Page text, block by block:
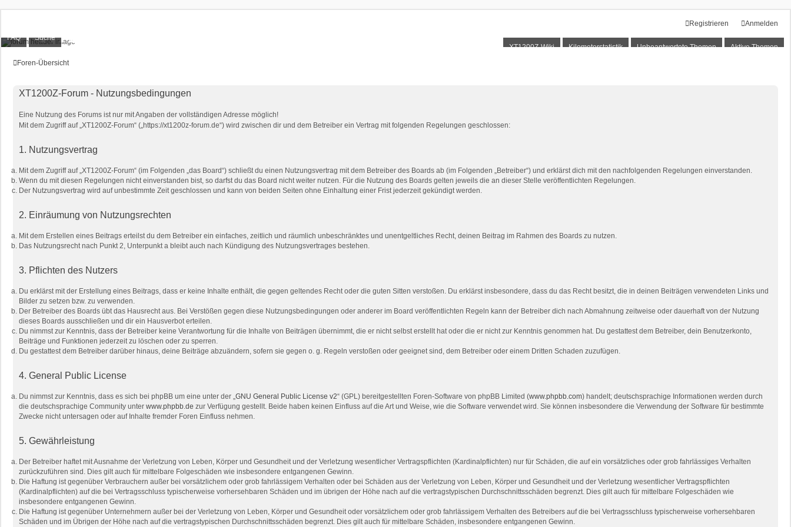
Anmelden
Registrieren
XT1200Z-Wiki Kilometerstatistik Unbeantwortete Themen Aktive Themen
XT1200Z-Forum
FAQ Suche
Foren-Übersicht
XT1200Z-Forum - Nutzungsbedingungen
Eine Nutzung des Forums ist nur mit Angaben der vollständigen Adresse möglich!
Mit dem Zugriff auf „XT1200Z-Forum“ („https://xt1200z-forum.de“) wird zwischen dir und dem Betreiber ein Vertrag mit folgenden Regelungen geschlossen:
1. Nutzungsvertrag
Mit dem Zugriff auf „XT1200Z-Forum“ (im Folgenden „das Board“) schließt du einen Nutzungsvertrag mit dem Betreiber des Boards ab (im Folgenden „Betreiber“) und erklärst dich mit den nachfolgenden Regelungen einverstanden.
Wenn du mit diesen Regelungen nicht einverstanden bist, so darfst du das Board nicht weiter nutzen. Für die Nutzung des Boards gelten jeweils die an dieser Stelle veröffentlichten Regelungen.
Der Nutzungsvertrag wird auf unbestimmte Zeit geschlossen und kann von beiden Seiten ohne Einhaltung einer Frist jederzeit gekündigt werden.
2. Einräumung von Nutzungsrechten
Mit dem Erstellen eines Beitrags erteilst du dem Betreiber ein einfaches, zeitlich und räumlich unbeschränktes und unentgeltliches Recht, deinen Beitrag im Rahmen des Boards zu nutzen.
Das Nutzungsrecht nach Punkt 2, Unterpunkt a bleibt auch nach Kündigung des Nutzungsvertrages bestehen.
3. Pflichten des Nutzers
Du erklärst mit der Erstellung eines Beitrags, dass er keine Inhalte enthält, die gegen geltendes Recht oder die guten Sitten verstoßen. Du erklärst insbesondere, dass du das Recht besitzt, die in deinen Beiträgen verwendeten Links und
Bilder zu setzen bzw. zu verwenden.
Der Betreiber des Boards übt das Hausrecht aus. Bei Verstößen gegen diese Nutzungsbedingungen oder anderer im Board veröffentlichten Regeln kann der Betreiber dich nach Abmahnung zeitweise oder dauerhaft von der Nutzung
dieses Boards ausschließen und dir ein Hausverbot erteilen.
Du nimmst zur Kenntnis, dass der Betreiber keine Verantwortung für die Inhalte von Beiträgen übernimmt, die er nicht selbst erstellt hat oder die er nicht zur Kenntnis genommen hat. Du gestattest dem Betreiber, dein Benutzerkonto,
Beiträge und Funktionen jederzeit zu löschen oder zu sperren.
Du gestattest dem Betreiber darüber hinaus, deine Beiträge abzuändern, sofern sie gegen o. g. Regeln verstoßen oder geeignet sind, dem Betreiber oder einem Dritten Schaden zuzufügen.
4. General Public License
Du nimmst zur Kenntnis, dass es sich bei phpBB um eine unter der „GNU General Public License v2“ (GPL) bereitgestellten Foren-Software von phpBB Limited (www.phpbb.com) handelt; deutschsprachige Informationen werden durch
die deutschsprachige Community unter www.phpbb.de zur Verfügung gestellt. Beide haben keinen Einfluss auf die Art und Weise, wie die Software verwendet wird. Sie können insbesondere die Verwendung der Software für bestimmte
Zwecke nicht untersagen oder auf Inhalte fremder Foren Einfluss nehmen.
5. Gewährleistung
Der Betreiber haftet mit Ausnahme der Verletzung von Leben, Körper und Gesundheit und der Verletzung wesentlicher Vertragspflichten (Kardinalpflichten) nur für Schäden, die auf ein vorsätzliches oder grob fahrlässiges Verhalten
zurückzuführen sind. Dies gilt auch für mittelbare Folgeschäden wie insbesondere entgangenen Gewinn.
Die Haftung ist gegenüber Verbrauchern außer bei vorsätzlichem oder grob fahrlässigem Verhalten oder bei Schäden aus der Verletzung von Leben, Körper und Gesundheit und der Verletzung wesentlicher Vertragspflichten
(Kardinalpflichten) auf die bei Vertragsschluss typischerweise vorhersehbaren Schäden und im übrigen der Höhe nach auf die vertragstypischen Durchschnittsschäden begrenzt. Dies gilt auch für mittelbare Folgeschäden wie
insbesondere entgangenen Gewinn.
Die Haftung ist gegenüber Unternehmern außer bei der Verletzung von Leben, Körper und Gesundheit oder vorsätzlichem oder grob fahrlässigem Verhalten des Betreibers auf die bei Vertragsschluss typischerweise vorhersehbaren
Schäden und im Übrigen der Höhe nach auf die vertragstypischen Durchschnittsschäden begrenzt. Dies gilt auch für mittelbare Schäden, insbesondere entgangenen Gewinn.